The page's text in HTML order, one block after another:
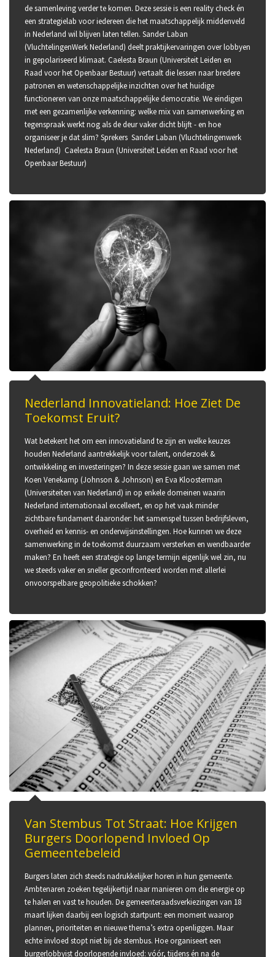
de samenleving verder te komen. Deze sessie is een reality check én
een strategielab voor iedereen die het maatschappelijk middenveld
in Nederland wil blijven laten tellen. Sander Laban
(VluchtelingenWerk Nederland) deelt praktijkervaringen over lobbyen
in gepolariseerd klimaat. Caelesta Braun (Universiteit Leiden en
Raad voor het Openbaar Bestuur) vertaalt die lessen naar bredere
patronen en wetenschappelijke inzichten over het huidige
functioneren van onze maatschappelijke democratie. We eindigen
met een gezamenlijke verkenning: welke mix van samenwerking en
tegenspraak werkt nog als de deur vaker dicht blijft - en hoe
organiseer je dat slim? Sprekers Sander Laban (Vluchtelingenwerk
Nederland) Caelesta Braun (Universiteit Leiden en Raad voor het
Openbaar Bestuur)
Nederland Innovatieland: Hoe Ziet De
Toekomst Eruit?
Wat betekent het om een innovatieland te zijn en welke keuzes
houden Nederland aantrekkelijk voor talent, onderzoek &
ontwikkeling en investeringen? In deze sessie gaan we samen met
Koen Venekamp (Johnson & Johnson) en Eva Kloosterman
(Universiteiten van Nederland) in op enkele domeinen waarin
Nederland internationaal excelleert, en op het vaak minder
zichtbare fundament daaronder: het samenspel tussen bedrijfsleven,
overheid en kennis- en onderwijsinstellingen. Hoe kunnen we deze
samenwerking in de toekomst duurzaam versterken en wendbaarder
maken? En heeft een strategie op lange termijn eigenlijk wel zin, nu
we steeds vaker en sneller geconfronteerd worden met allerlei
onvoorspelbare geopolitieke schokken?
Van Stembus Tot Straat: Hoe Krijgen
Burgers Doorlopend Invloed Op
Gemeentebeleid
Burgers laten zich steeds nadrukkelijker horen in hun gemeente.
Ambtenaren zoeken tegelijkertijd naar manieren om die energie op
te halen en vast te houden. De gemeenteraadsverkiezingen van 18
maart lijken daarbij een logisch startpunt: een moment waarop
plannen, prioriteiten en nieuwe thema’s extra openliggen. Maar
echte invloed stopt niet bij de stembus. Hoe organiseert een
burgerlobbyist doorlopende invloed: vóór, tijdens én na de